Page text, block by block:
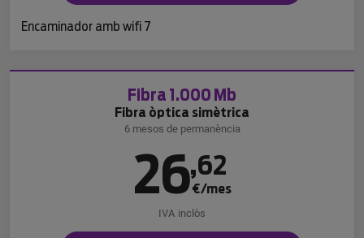
Encaminador amb wifi 7
Fibra 1.000 Mb
Fibra òptica simètrica
6 mesos de permanència
26,62
€/mes
IVA inclòs